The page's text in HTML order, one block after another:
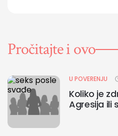
Pročitajte i ovo
U POVERENJU
Koliko je
Agresija ili